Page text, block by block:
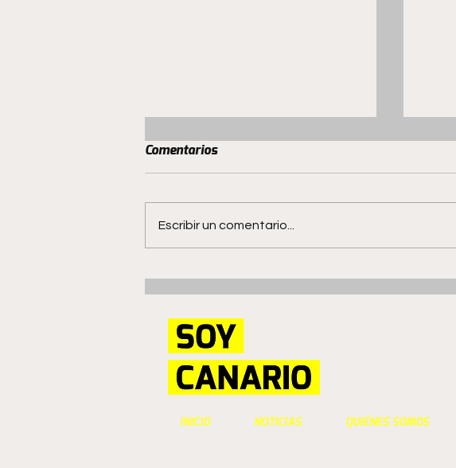
Comentarios
Escribir un comentario...
INICIO NOTICIAS QUIÉNES SOMOS